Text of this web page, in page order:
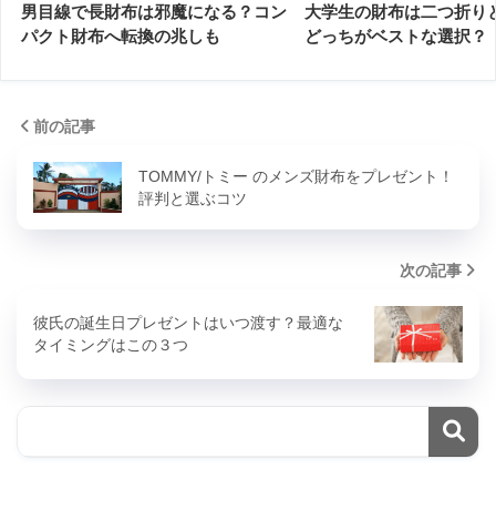
男目線で長財布は邪魔になる？コン
パクト財布へ転換の兆しも
大学生の財布は二つ折り
どっちがベストな選択？
前の記事
TOMMY/トミー のメンズ財布をプレゼント！
評判と選ぶコツ
次の記事
彼氏の誕生日プレゼントはいつ渡す？最適な
タイミングはこの３つ